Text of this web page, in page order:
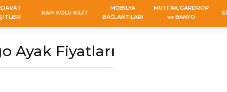
KAPI KOLU KİLİT
MOBİLYA
BAĞLANTILARI
MUTFAK,GARDROP
ve BANYO
Ayak Fiyatları